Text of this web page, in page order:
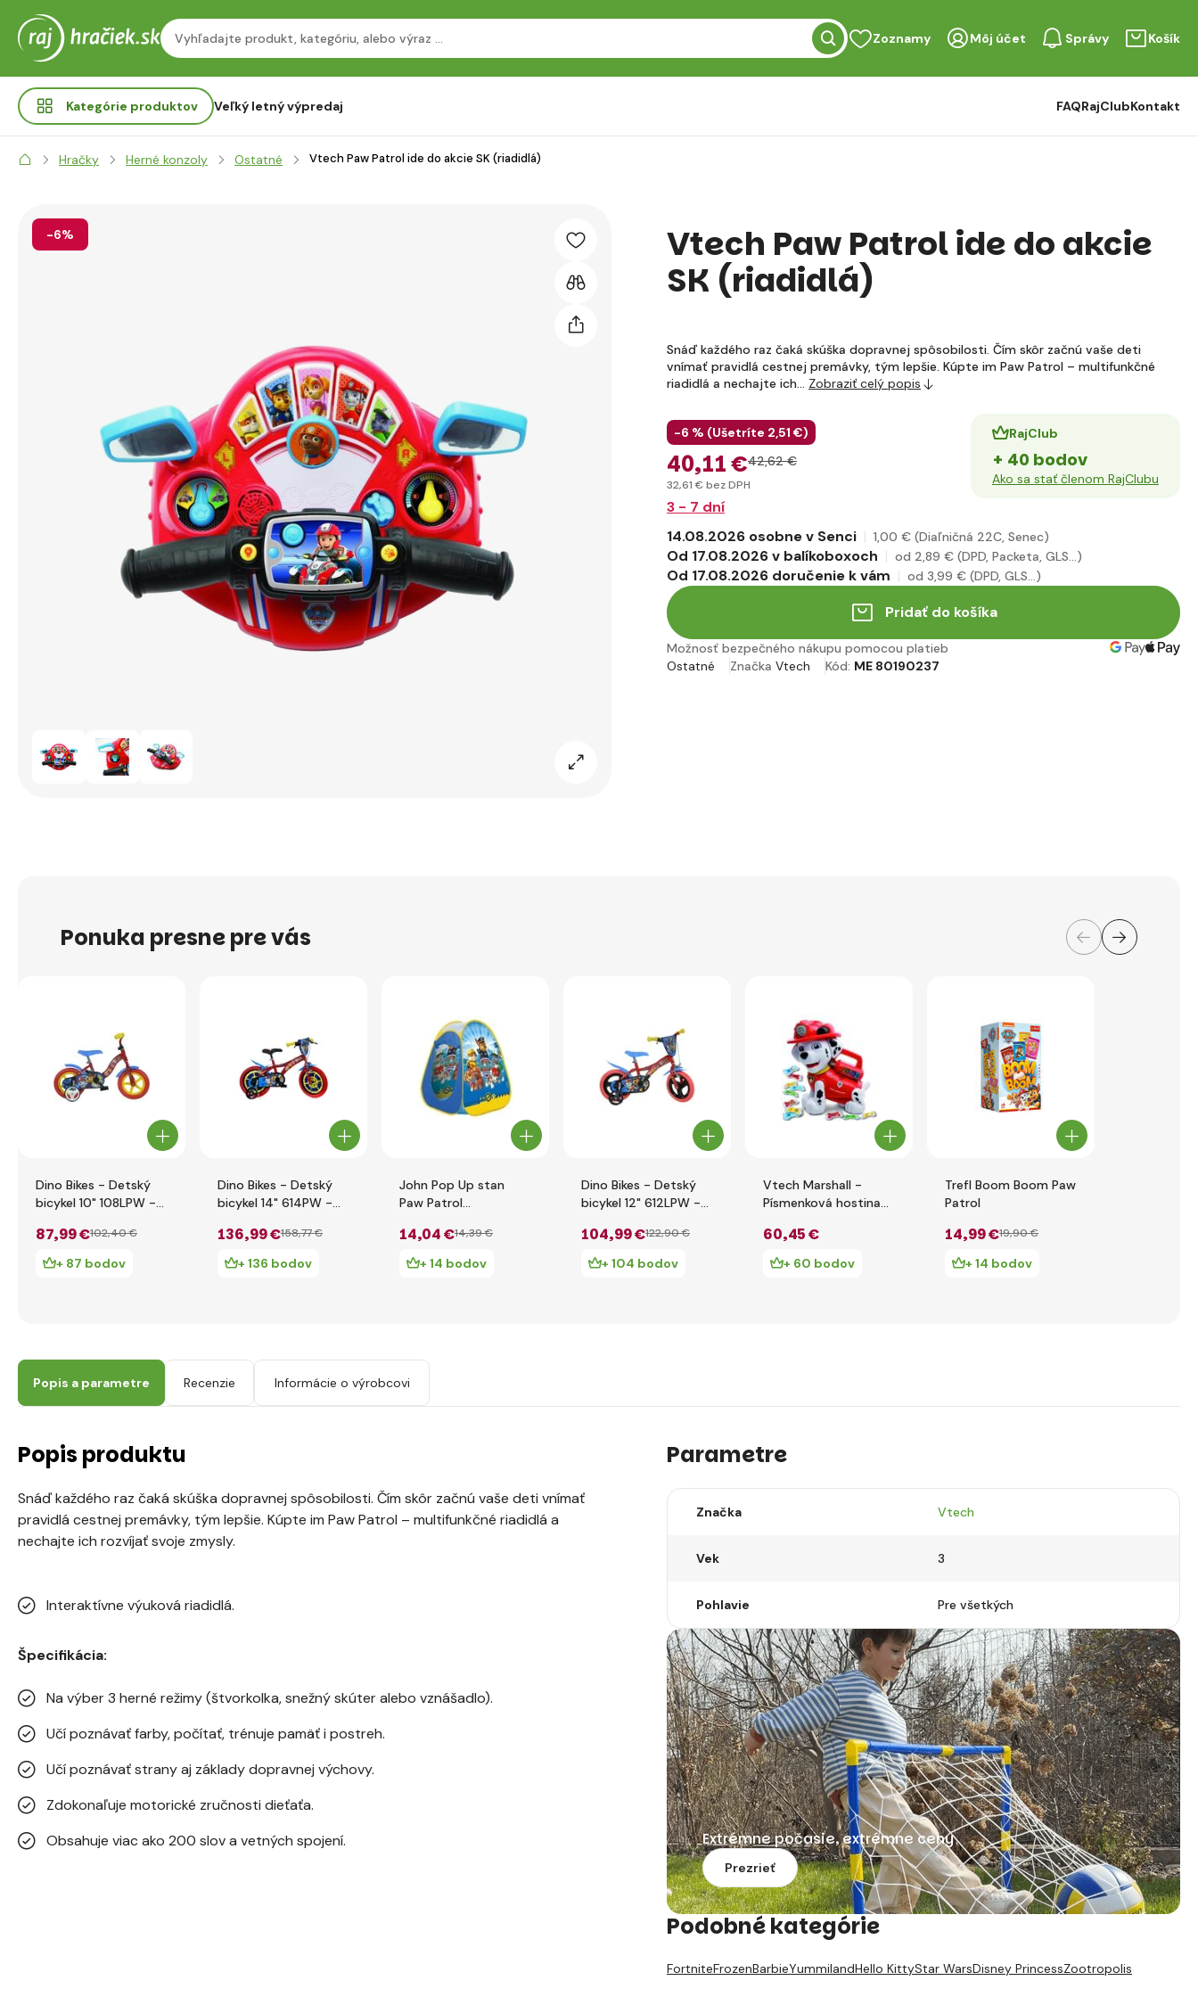
Zoznamy Môj účet Správy Košík
Kategórie produktov Veľký letný výpredaj FAQRajClubKontakt
Hračky Herné konzoly Ostatné Vtech Paw Patrol ide do akcie SK (riadidlá)
-6%
Vtech Paw Patrol ide do akcie
SK (riadidlá)
Snáď každého raz čaká skúška dopravnej spôsobilosti. Čím skôr začnú vaše deti
vnímať pravidlá cestnej premávky, tým lepšie. Kúpte im Paw Patrol – multifunkčné
riadidlá a nechajte ich… Zobraziť celý popis
-6 % (Ušetríte 2,51 €)
40,11 €42,62 €
32,61 € bez DPH
RajClub
+ 40 bodov
Ako sa stať členom RajClubu
3 - 7 dní
14.08.2026 osobne v Senci
1,00 € (Diaľničná 22C, Senec)
Od 17.08.2026 v balíkoboxoch od 2,89 € (DPD, Packeta, GLS...)
Od 17.08.2026 doručenie k vám od 3,99 € (DPD, GLS...)
Pridať do košíka
Možnosť bezpečného nákupu pomocou platieb
Ostatné
Značka Vtech Kód: ME 80190237
Ponuka presne pre vás
Dino Bikes - Detský
bicykel 10" 108LPW -
87,99 €102,40 €
+ 87 bodov
Dino Bikes - Detský
bicykel 14" 614PW -
136,99 €158,77 €
+ 136 bodov
John Pop Up stan
Paw Patrol
14,04 €14,39 €
+ 14 bodov
Dino Bikes - Detský
bicykel 12" 612LPW -
104,99 €122,90 €
+ 104 bodov
Vtech Marshall -
Písmenková hostina
60,45 €
+ 60 bodov
Trefl Boom Boom Paw
Patrol
14,99 €19,90 €
+ 14 bodov
Popis a parametre Recenzie Informácie o výrobcovi
Popis produktu
Snáď každého raz čaká skúška dopravnej spôsobilosti. Čím skôr začnú vaše deti vnímať
pravidlá cestnej premávky, tým lepšie. Kúpte im Paw Patrol – multifunkčné riadidlá a
nechajte ich rozvíjať svoje zmysly.
Interaktívne výuková riadidlá.
Špecifikácia:
Na výber 3 herné režimy (štvorkolka, snežný skúter alebo vznášadlo).
Učí poznávať farby, počítať, trénuje pamäť i postreh.
Učí poznávať strany aj základy dopravnej výchovy.
Zdokonaľuje motorické zručnosti dieťaťa.
Obsahuje viac ako 200 slov a vetných spojení.
Parametre
Značka Vtech
Vek 3
Pohlavie Pre všetkých
Extrémne počasie, extrémne ceny
Prezrieť
Podobné kategórie
FortniteFrozenBarbieYummilandHello KittyStar WarsDisney PrincessZootropolis